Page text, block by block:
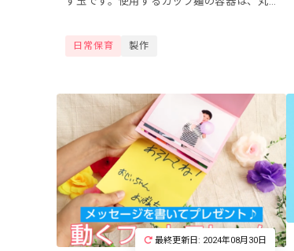
日常保育 製作
最終更新日: 2024年08月30日